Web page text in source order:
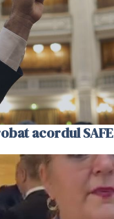
acordul SAFE